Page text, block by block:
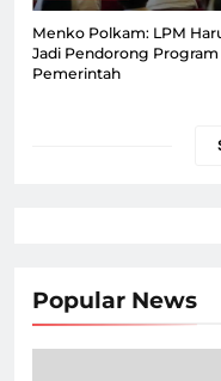
Menko Polkam: LPM
Jadi Pendorong Program
Pemerintah
Popular News